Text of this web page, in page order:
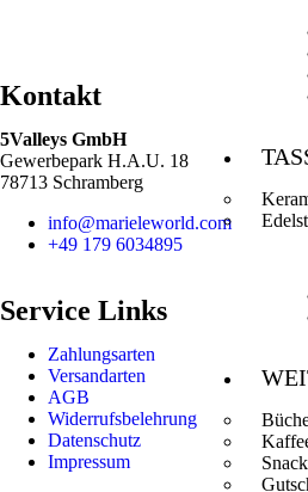
Kontakt
5Valleys GmbH
Gewerbepark H.A.U. 18
78713 Schramberg
info@marieleworld.com
+49 179 6034895
Service Links
Zahlungsarten
Versandarten
AGB
Widerrufsbelehrung
Datenschutz
Impressum